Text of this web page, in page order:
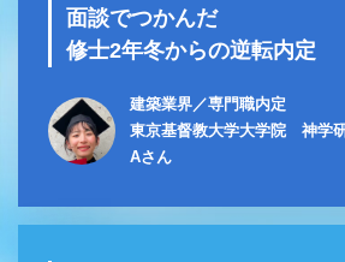
面談でつかんだ
修士2年冬からの逆転内定
建築業界／専門職内定
東京基督教大学大学院 神学
Aさん